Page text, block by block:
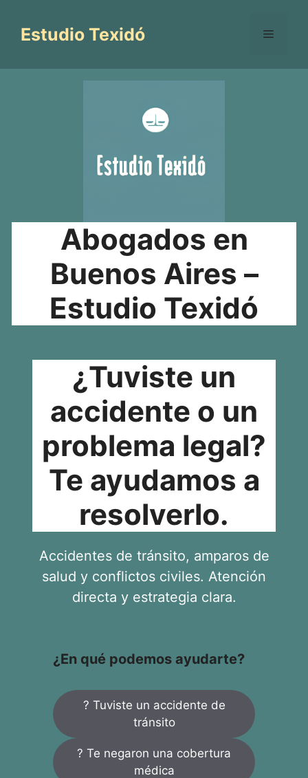
contenido
Estudio Texidó Menú
Abogados en
Buenos Aires –
Estudio Texidó
¿Tuviste un
accidente o un
problema legal?
Te ayudamos a
resolverlo.
Accidentes de tránsito, amparos de
salud y conflictos civiles. Atención
directa y estrategia clara.
¿En qué podemos ayudarte?
? Tuviste un accidente de
tránsito
? Te negaron una cobertura
médica